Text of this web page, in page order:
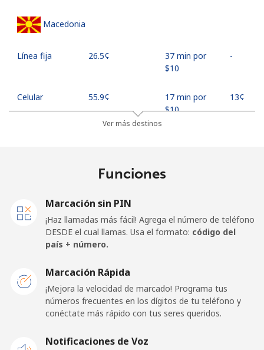
Macedonia
Línea fija ⁦26.5¢⁩
37 min por
⁦$10⁩
-
Celular ⁦55.9¢⁩
17 min por
⁦$10⁩
⁦13¢⁩
⁦81.9¢⁩
12 min por
Celular
⁦$10⁩
Línea fija ⁦57.9¢⁩
17 min por
⁦$10⁩
Ver más destinos
Funciones
Marcación sin PIN
¡Haz llamadas más fácil! Agrega el número de teléfono
DESDE el cual llamas. Usa el formato: código del
país + número.
Marcación Rápida
¡Mejora la velocidad de marcado! Programa tus
números frecuentes en los dígitos de tu teléfono y
conéctate más rápido con tus seres queridos.
Notificaciones de Voz